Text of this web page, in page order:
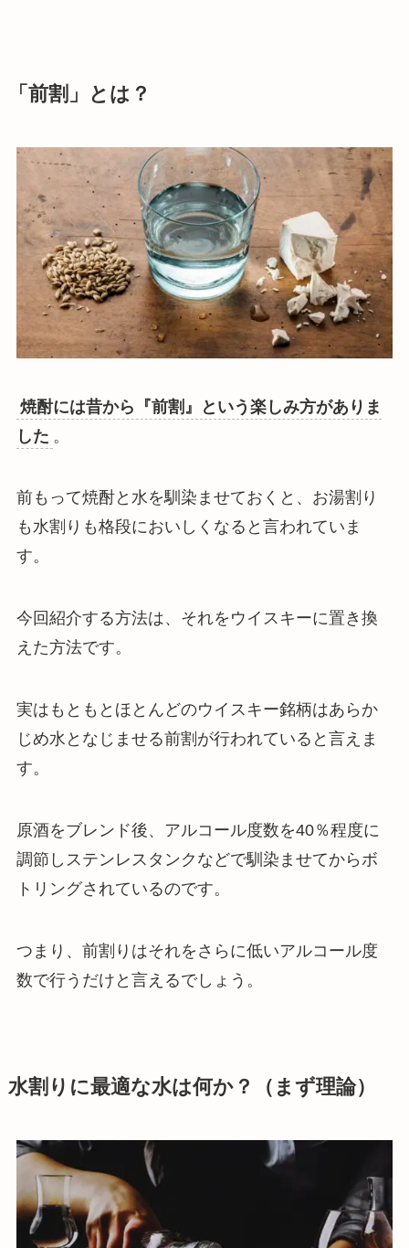
「前割」とは？
焼酎には昔から『前割』という楽しみ方がありま
した 。
前もって焼酎と水を馴染ませておくと、お湯割り
も水割りも格段においしくなると言われていま
す。
今回紹介する方法は、それをウイスキーに置き換
えた方法です。
実はもともとほとんどのウイスキー銘柄はあらか
じめ水となじませる前割が行われていると言えま
す。
原酒をブレンド後、アルコール度数を40％程度に
調節しステンレスタンクなどで馴染ませてからボ
トリングされているのです。
つまり、前割りはそれをさらに低いアルコール度
数で行うだけと言えるでしょう。
水割りに最適な水は何か？（まず理論）